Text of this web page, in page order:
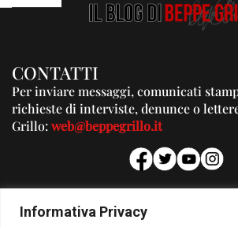
Informativa Privacy
CONTATTI
Per inviare messaggi, comunicati
richieste di interviste, denunce o
Grillo:web@beppegrillo.it
Per la tua